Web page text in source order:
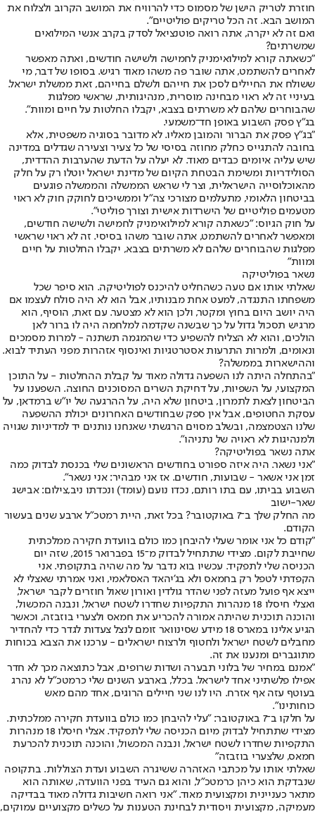
חוזרת לטריק הישן של מסמוס כדי להרוויח את המושב הקרוב ולצלוח את
המושב הבא. זה הכל טריקים פוליטיים".
ואם זה לא יקרה, אתה רואה פוטנציאל לסדק בקרב אנשי המילואים
שמשרתים?
"כשאתה קורא למילואימניק לחמישה ולשישה חודשים, ואתה מאפשר
לאחרים להשתמט, אתה שובר פה משהו מאוד רגיש. בסופו של דבר, מי
ששולח את החיילים לסכן את חייהם ולשלם בחייהם, זאת ממשלת ישראל.
בעיניי זה לא ראוי מבחינה מוסרית, מנהיגותית, שראשי מפלגות
שהבוחרים שלהם לא משרתים בצבא, יקבלו החלטות על חיים ומוות".
בג"ץ פסק השבוע באופן חד־משמעי.
"בג״ץ פסק את הברור והמובן מאליו. לא מדובר בסוגיה משפטית, אלא
בחובה להתגייס כחלק מחוזה בסיסי של כל צעיר וצעירה שגדלים במדינה
שיש עליה איומים כבדים מאוד. לא יעלה על הדעת שהערבות ההדדית,
הסולידריות ומשימת הבטחת הקיום של מדינת ישראל יוטלו רק על חלק
מהאוכלוסייה הישראלית, וצר לי שראש הממשלה והממשלה פוגעים
בביטחון הלאומי, מתעלמים מצורכי צה"ל וממשיכים לחוקק חוק לא ראוי
מטעמים פוליטיים של הישרדות אישית וצורך פוליטי".
על חוק הגיוס: "כשאתה קורא למילואימניק לחמישה ולשישה חודשים,
ומאפשר לאחרים להשתמט, אתה שובר משהו בסיסי. זה לא ראוי שראשי
מפלגות שהבוחרים שלהם לא משרתים בצבא, יקבלו החלטות על חיים
ומוות"
נשאר בפוליטיקה
שאלתי אותו אם טעה כשהחליט להיכנס לפוליטיקה. הוא סיפר שכל
משפחתו התנגדה, למעט אחת מבנותיו, אבל הוא לא היה סולח לעצמו אם
היה יושב היום בחוץ ומקטר, ולכן הוא לא מצטער. עם זאת, הוסיף, הוא
מרגיש תסכול גדול על כך שבשנה שקדמה למלחמה היה לו ברור לאן
הולכים, והוא לא הצליח להשפיע כדי שהמגמה תשתנה - למרות מסמכים
ונאומים, ולמרות התרעות אסטרטגיות ואינסוף אזהרות מפני העתיד לבוא.
וההישארות בממשלה?
"בהתחלה היתה לנו השפעה גדולה מאוד על קבלת ההחלטות - על התוכן
המקצועי, על השפיות, על דחיקת השרים המסוכנים החוצה. השפענו על
הביטחון לצאת לתמרון, ביטחון שלא היה, על ההרגעה של יו"ש ברמדאן, על
עסקת החטופים, אבל אין ספק שבחודשים האחרונים יכולת ההשפעה
שלנו הצטמצמה, ובשלב מסוים הרגשתי שאנחנו נותנים יד למדיניות שגויה
ולמנהיגות לא ראויה של נתניהו".
אתה נשאר בפוליטיקה?
"אני נשאר. היה איזה ספורט בחודשים הראשונים שלי בכנסת לבדוק כמה
זמן אני אשאר - שבועות, חודשים. אז אני מבהיר: אני נשאר".
השבוע בביתו, עם בתו רותם, נכדו נועם (עומד) ונכדתו ניב,צילום: אבישג
שאר-ישוב
מה החלק שלך ב־7 באוקטובר? בכל זאת, היית רמטכ"ל ארבע שנים בעשור
הקודם.
"קודם כל אני אומר שעלי להיבחן כמו כולם בוועדת חקירה ממלכתית
שחייבת לקום. מצידי שתתחיל לבדוק מ־15 בפברואר 2015, שזה יום
הכניסה שלי לתפקיד. עכשיו בוא נדבר על מה שהיה בתקופתי. אני
הקפדתי לטפל רק בחמאס ולא בג'יהאד האסלאמי, ואני אמרתי שאצלי לא
ייצא אף פועל מעזה לפני שהדר גולדין ואורון שאול חוזרים לקבר ישראל,
ואצלי חיסלו 18 מנהרות התקפיות שחדרו לשטח ישראל, ונבנה המכשול,
והוכנה תוכנית שהיתה אמורה להכריע את חמאס ולצערי בוזבזה, וכאשר
הגיע אלינו במארס 18 מידע שסינוואר זומם לנצל צעדות לגדר כדי להחדיר
מחבלים לשטח ישראל ולחטוף ולרצוח ישראלים - ערכנו את הצבא בכוחות
מתוגברים ומנענו את זה.
"אמנם במחיר של בלוני תבערה ושדות שרופים, אבל כתוצאה מכך לא חדר
אפילו פלשתיני אחד לישראל. בכלל, בארבע השנים שלי כרמטכ"ל לא נהרג
בעוטף עזה אף אזרח. היו לנו שני חיילים הרוגים, אחד מהם מאש
כוחותינו".
על חלקו ב־7 באוקטובר: "עלי להיבחן כמו כולם בוועדת חקירה ממלכתית.
מצידי שתתחיל לבדוק מיום הכניסה שלי לתפקיד. אצלי חיסלו 18 מנהרות
התקפיות שחדרו לשטח ישראל, ונבנה המכשול, והוכנה תוכנית להכרעת
חמאס, שלצערי בוזבזה"
שאלתי אותו על מכתבי האזהרה ששיגרה השבוע ועדת הצוללות. בתקופה
שנבדקת הוא כיהן כרמטכ"ל, והוא גם העיד בפני הוועדה, שאותה הוא
מתאר כעניינית ומקצועית מאוד. "אני רואה חשיבות גדולה מאוד בבדיקה
מעמיקה, מקצועית ויסודית לבחינת הטענות על כשלים מקצועיים עמוקים,